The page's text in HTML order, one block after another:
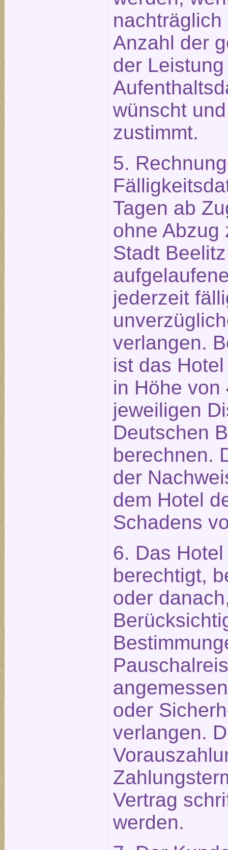
Anzahl der
der
wünscht
zustimmt.
5.
Tagen ab
ohne Abzug
Stadt
jederzeit
verlangen.
ist das
in Höhe von
jeweiligen
Deutschen
berechnen.
der
dem Hotel
Schadens
6. Das
berechtigt,
oder
oder
verlangen.
Vertrag
werden.